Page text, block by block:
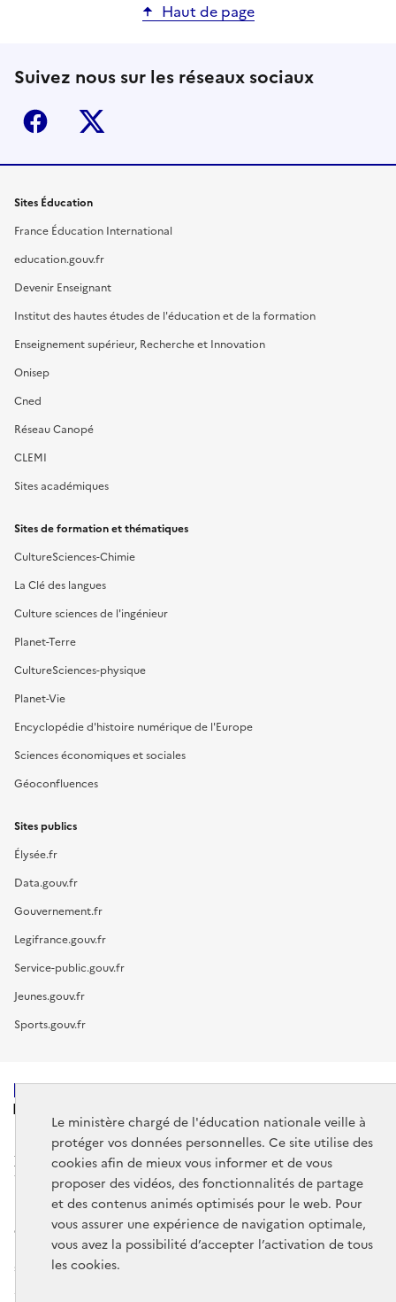
Le ministère chargé de l'éducation nationale veille à
protéger vos données personnelles. Ce site utilise des
cookies afin de mieux vous informer et de vous
proposer des vidéos, des fonctionnalités de partage
et des contenus animés optimisés pour le web. Pour
vous assurer une expérience de navigation optimale,
vous avez la possibilité d’accepter l’activation de tous
les cookies.
Haut de page
Suivez nous sur les réseaux sociaux
Facebook
Sites Éducation
France Éducation International
education.gouv.fr
Devenir Enseignant
Institut des hautes études de l'éducation et de la formation
Enseignement supérieur, Recherche et Innovation
Onisep
Cned
Réseau Canopé
CLEMI
Sites académiques
Sites de formation et thématiques
CultureSciences-Chimie
La Clé des langues
Culture sciences de l'ingénieur
Planet-Terre
CultureSciences-physique
Planet-Vie
Encyclopédie d'histoire numérique de l'Europe
Sciences économiques et sociales
Géoconfluences
Sites publics
Élysée.fr
Data.gouv.fr
Gouvernement.fr
Legifrance.gouv.fr
Service-public.gouv.fr
Jeunes.gouv.fr
Sports.gouv.fr
MINISTÈRE
DE L'ÉDUCATION
NATIONALE
data.gouv.fr
legifrance.gouv.fr
service-public.gouv.fr